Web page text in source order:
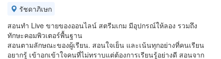
รัชดาภิเษก
สอนทำ Live ขายของออนไลน์ สตรีมเกม มีอุปกรณ์ให้ลอง รวมถึง
ทักษะคอมพิวเตอร์พื้นฐาน
สอนตามลักษณะของผู้เรียน. สอนใจเย็น และเน้นทุกอย่างที่คนเรียน
อยากรู้ เข้าอกเข้าใจคนที่ไม่ทราบแต่ต้องการเรียนรู้อย่างดี สอนจาก